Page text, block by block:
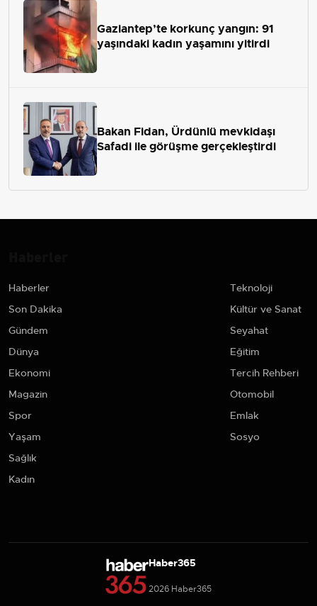
Gaziantep’te korkunç yangın: 91
yaşındaki kadın yaşamını yitirdi
Bakan Fidan, Ürdünlü mevkidaşı
Safadi ile görüşme gerçekleştirdi
Haberler
Son Dakika
Gündem
Dünya
Ekonomi
Magazin
Spor
Yaşam
Sağlık
Kadın
Teknoloji
Kültür ve Sanat
Seyahat
Eğitim
Tercih Rehberi
Otomobil
Emlak
Sosyo
Haber365
2026 Haber365